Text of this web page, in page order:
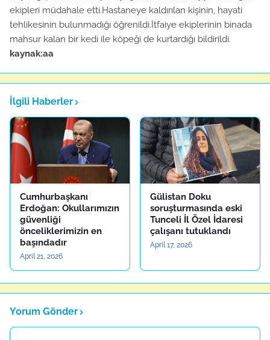
ekipleri müdahale etti.Hastaneye kaldırılan kişinin, hayati
tehlikesinin bulunmadığı öğrenildi.İtfaiye ekiplerinin binada
mahsur kalan bir kedi ile köpeği de kurtardığı bildirildi.
kaynak:aa
İlgili Haberler
Cumhurbaşkanı
Erdoğan: Okullarımızın
güvenliği
önceliklerimizin en
başındadır
April 21, 2026
Gülistan Doku
soruşturmasında eski
Tunceli İl Özel İdaresi
çalışanı tutuklandı
April 17, 2026
Yorum Gönder